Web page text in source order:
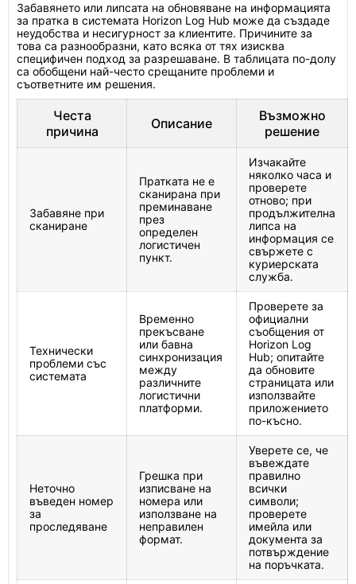
Забавянето или липсата на обновяване на информацията
за пратка в системата Horizon Log Hub може да създаде
неудобства и несигурност за клиентите. Причините за
това са разнообразни, като всяка от тях изисква
специфичен подход за разрешаване. В таблицата по-долу
са обобщени най-често срещаните проблеми и
съответните им решения.
Честа
причина
Описание
Възможно
решение
Забавяне при
сканиране
Пратката не е
сканирана при
преминаване
през
определен
логистичен
пункт.
Изчакайте
няколко часа и
проверете
отново; при
продължителна
липса на
информация се
свържете с
куриерската
служба.
Технически
проблеми със
системата
Временно
прекъсване
или бавна
синхронизация
между
различните
логистични
платформи.
Проверете за
официални
съобщения от
Horizon Log
Hub; опитайте
да обновите
страницата или
използвайте
приложението
по-късно.
Неточно
въведен номер
за
проследяване
Грешка при
изписване на
номера или
използване на
неправилен
формат.
Уверете се, че
въвеждате
правилно
всички
символи;
проверете
имейла или
документа за
потвърждение
на поръчката.